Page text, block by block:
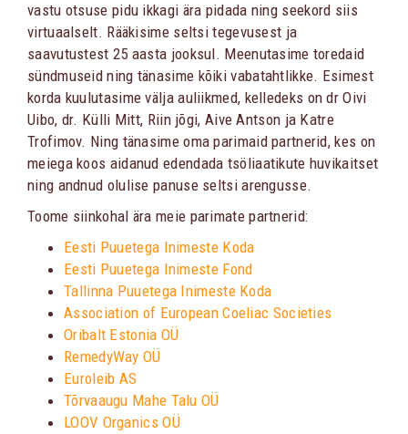
vastu otsuse pidu ikkagi ära pidada ning seekord siis
virtuaalselt. Rääkisime seltsi tegevusest ja
saavutustest 25 aasta jooksul. Meenutasime toredaid
sündmuseid ning tänasime kõiki vabatahtlikke. Esimest
korda kuulutasime välja auliikmed, kelledeks on dr Oivi
Uibo, dr. Külli Mitt, Riin jõgi, Aive Antson ja Katre
Trofimov. Ning tänasime oma parimaid partnerid, kes on
meiega koos aidanud edendada tsöliaatikute huvikaitset
ning andnud olulise panuse seltsi arengusse.
Toome siinkohal ära meie parimate partnerid:
Eesti Puuetega Inimeste Koda
Eesti Puuetega Inimeste Fond
Tallinna Puuetega Inimeste Koda
Association of European Coeliac Societies
Oribalt Estonia OÜ
RemedyWay OÜ
Euroleib AS
Tõrvaaugu Mahe Talu OÜ
LOOV Organics OÜ